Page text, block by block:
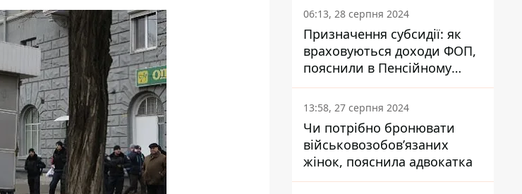
06:13, 28 серпня 2024
Призначення субсидії: як
враховуються доходи ФОП,
пояснили в Пенсійному
фонді
13:58, 27 серпня 2024
Чи потрібно бронювати
військовозобов’язаних
жінок, пояснила адвокатка